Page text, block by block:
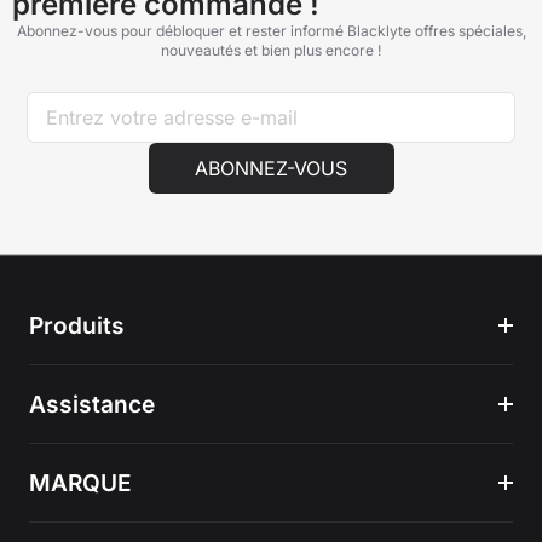
Abonnez-vous pour débloquer et rester informé Blacklyte offres spéciales,
nouveautés et bien plus encore !
ABONNEZ-VOUS
Produits
Assistance
MARQUE